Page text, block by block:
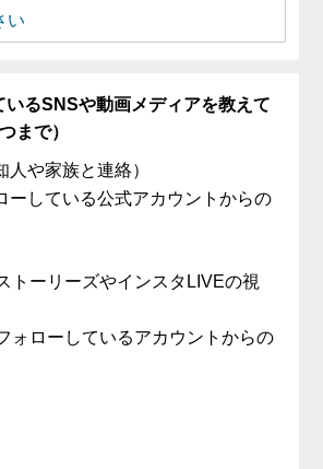
いるSNSや動画メディアを教えて
まで）
人や家族と連絡）
ーしている公式アカウントからの
トーリーズやインスタLIVEの視
ォローしているアカウントからの